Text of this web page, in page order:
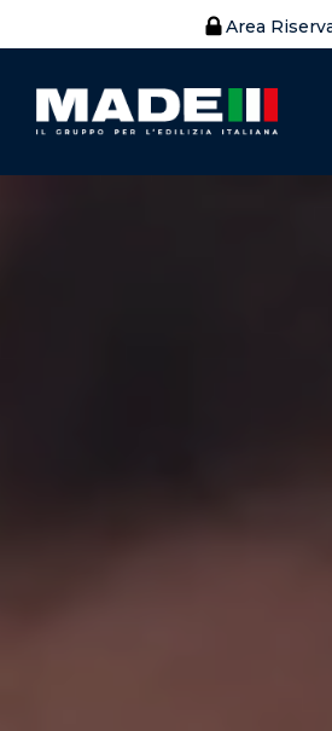
Area